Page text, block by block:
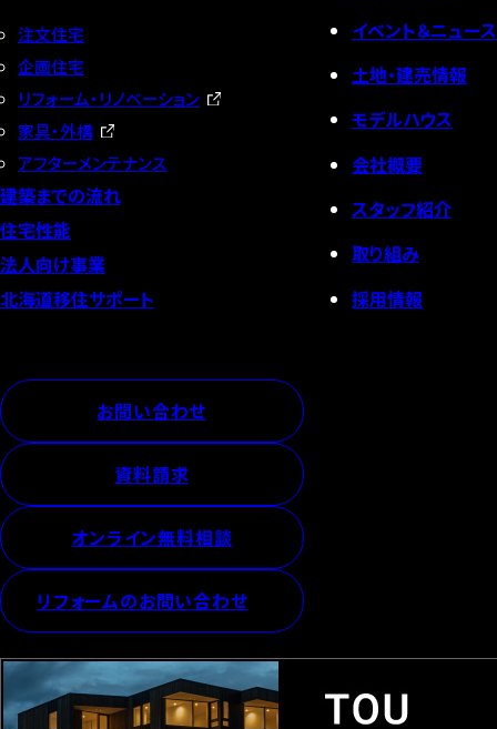
注文住宅
企画住宅
リフォーム・リノベーション
家具・外構
アフターメンテナンス
建築までの流れ
住宅性能
法人向け事業
北海道移住サポート
イベント＆ニュース
土地・建売情報
モデルハウス
会社概要
スタッフ紹介
取り組み
採用情報
お問い合わせ
資料請求
オンライン無料相談
リフォームのお問い合わせ